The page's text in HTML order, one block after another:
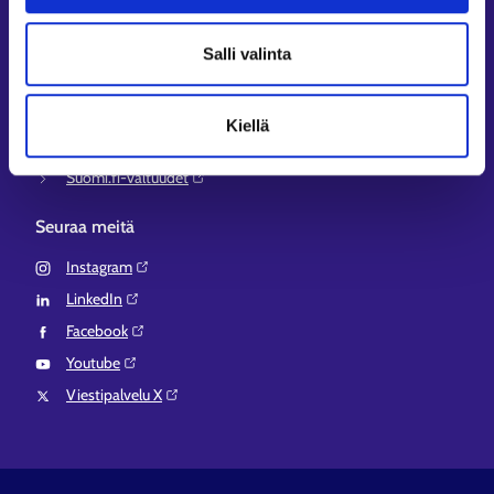
Salli valinta
Kiellä
Työ- ja elinkeinoministeriö⁠
Aluehallinnon asiointipalvelu⁠
Osaamispolku⁠
Suomi.fi-valtuudet⁠
Seuraa meitä
Instagram⁠
LinkedIn⁠
Facebook⁠
Youtube⁠
Viestipalvelu X⁠